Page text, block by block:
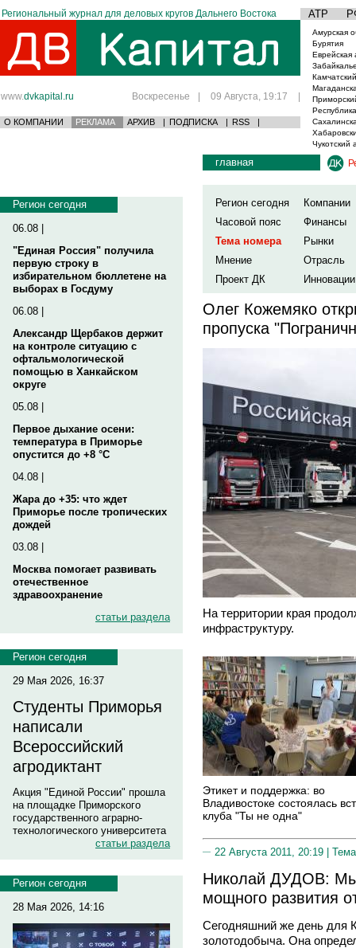
Региональный журнал для деловых кругов Дальнего Востока АТР
www.dvkapital.ru Воскресенье | 09 Августа, 19:17 |
О КОМПАНИИ РЕКЛАМА АРХИВ | ПОДПИСКА | RSS |
Амурская
Бурятия
Еврейская
Чукотский
Регион сегодня
06.08 |
"Единая Россия" получила
первую строку в
избирательном бюллетене на
выборах в Госдуму
06.08 |
Александр Щербаков держит
на контроле ситуацию с
офтальмологической
помощью в Ханкайском
округе
05.08 |
Первое дыхание осени:
температура в Приморье
опустится до +8 °C
04.08 |
Жара до +35: что ждет
Приморье после тропических
дождей
03.08 |
Москва помогает развивать
отечественное
здравоохранение
статьи раздела
Регион сегодня
29 Мая 2026, 16:37
Студенты Приморья
написали
Всероссийский
агродиктант
Акция "Единой России" прошла
на площадке Приморского
государственного аграрно-
технологического университета
статьи раздела
Регион сегодня
28 Мая 2026, 14:16
главная
Регион сегодня
Компании
Часовой пояс
Финансы
Тема номера
Рынки
Мнение
Отрасль
Проект ДК
Инновации
Олег Кожемяко
пропуска
На территории края
инфраструктуру.
Этикет и поддержка: во
Владивостоке состоялась
клуба "Ты не одна"
22 Августа 2011, 20:19 |
Николай ДУДОВ: Мы
мощного развития
Сегодняшний же день для
золотодобыча. Она